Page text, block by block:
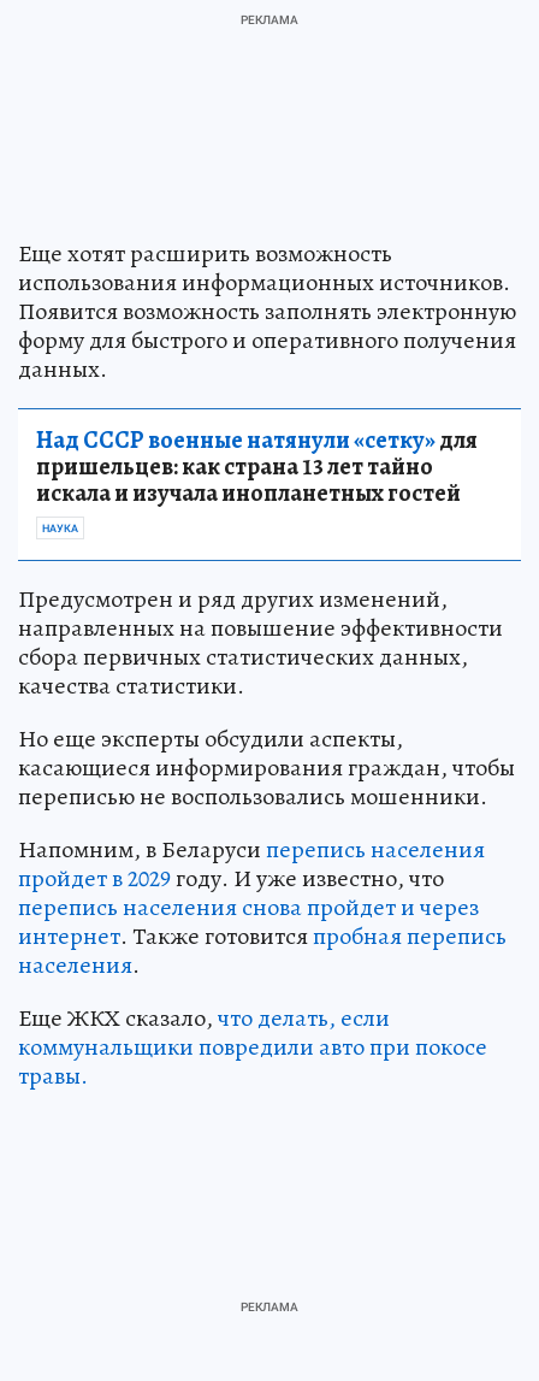
Еще хотят расширить возможность
использования информационных источников.
Появится возможность заполнять электронную
форму для быстрого и оперативного получения
данных.
Над СССР военные натянули «сетку»для
пришельцев: как страна 13 лет тайно
искала и изучала инопланетных гостей
НАУКА
Предусмотрен и ряд других изменений,
направленных на повышение эффективности
сбора первичных статистических данных,
качества статистики.
Но еще эксперты обсудили аспекты,
касающиеся информирования граждан, чтобы
переписью не воспользовались мошенники.
Напомним, в Беларусиперепись населения
пройдет в 2029году. И уже известно, что
перепись населения снова пройдет и через
интернет. Также готовитсяпробная перепись
населения.
Еще ЖКХ сказало,что делать, если
коммунальщики повредили авто при покосе
травы.